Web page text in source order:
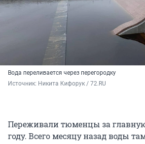
Вода переливается через перегородку
Источник: Никита Кифорук / 72.RU
Переживали тюменцы за
году. Всего месяцу назад воды